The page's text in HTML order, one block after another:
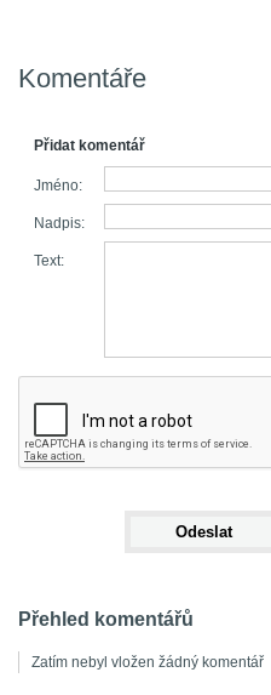
Komentáře
Přidat komentář
Jméno:
Nadpis:
Text:
Přehled komentářů
Zatím nebyl vložen žádný komentář